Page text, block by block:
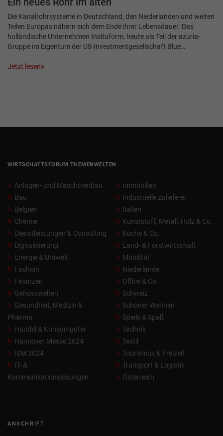
Die Kanalrohrsysteme in Deutschland, den Niederlanden und weiten
Teilen Europas nähern sich dem Ende ihrer Lebensdauer. Das
holländische Unternehmen Insituform, heute als Teil der azuria-
Gruppe im Eigentum der US-Investmentgesellschaft Blue…
Jetzt lesen
WIRTSCHAFTSFORUM THEMENWELTEN
Anlagen- und Maschinenbau
Bau
Belgien
Chemie
Dienstleistungen & Consulting
Digitalisierung
Energie & Umwelt
Fashion
Finanzen
Genusswelten
Gesundheit, Medizin &
Pharma
Handel & Konsumgüter
Hannover Messe 2024
ISM 2024
IT- &
Kommunikationslösungen
Immobilien
Industrielle Zulieferer
Italien
Kunststoff, Metall, Holz & Co.
Küche & Co.
Land- & Forstwirtschaft
Mobilität
Niederlande
Office & Co.
Schweiz
Schöner Wohnen
Spiele & Spaß
Technik
Textil
Tourismus & Freizeit
Transport & Logistik
Österreich
ANSCHRIFT